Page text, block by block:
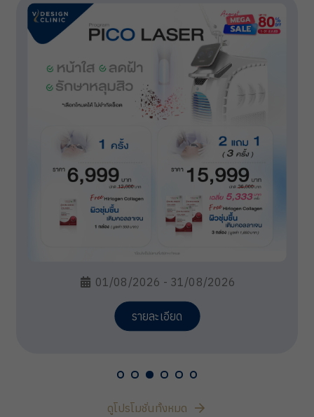
01/08/2026 - 31/08/2026
รายละเอียด
ดูโปรโมชั่นทั้งหมด